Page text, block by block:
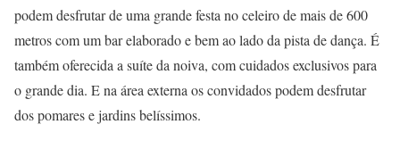
podem desfrutar de uma grande festa no celeiro de mais de 600
metros com um bar elaborado e bem ao lado da pista de dança. É
também oferecida a suíte da noiva, com cuidados exclusivos para
o grande dia. E na área externa os convidados podem desfrutar
dos pomares e jardins belíssimos.